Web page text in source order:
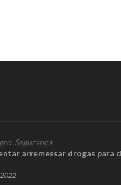
Segurança
arremessar drogas para